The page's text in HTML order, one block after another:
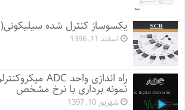
یکسوساز کنترل شده سیلیکونی(SCR)
اسفند 11, 1396
نمونه برداری با نرخ مشخص
شهریور 10, 1397